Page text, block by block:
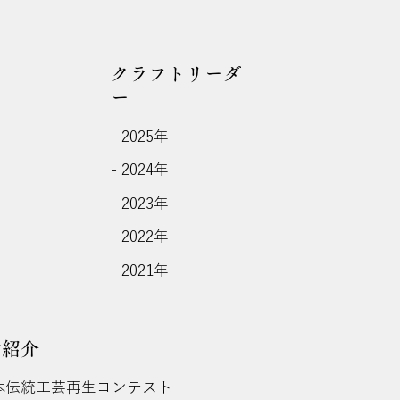
クラフトリーダ
ー
- 2025年
- 2024年
- 2023年
- 2022年
- 2021年
介
伝統工芸再生コンテスト